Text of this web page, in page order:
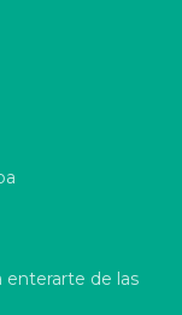
enterarte de las